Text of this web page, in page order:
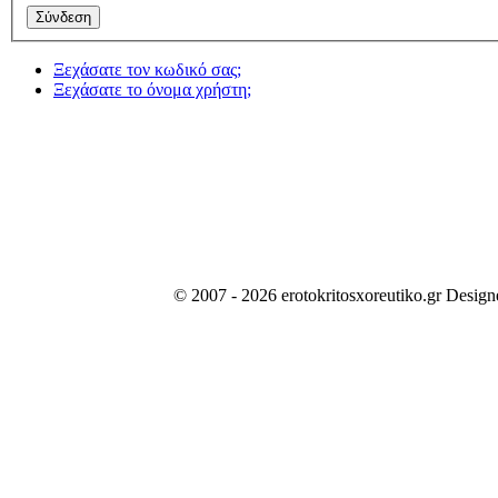
Ξεχάσατε τον κωδικό σας;
Ξεχάσατε το όνομα χρήστη;
© 2007 - 2026 erotokritosxoreutiko.gr